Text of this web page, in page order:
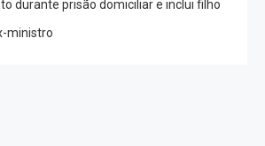
durante prisão domiciliar e inclui filho
ministro